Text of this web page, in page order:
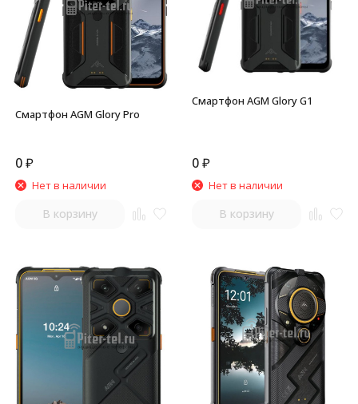
Смартфон AGM Glory Pro
0₽
Нет в наличии
В корзину
Смартфон AGM Glory G1
0₽
Нет в наличии
В корзину